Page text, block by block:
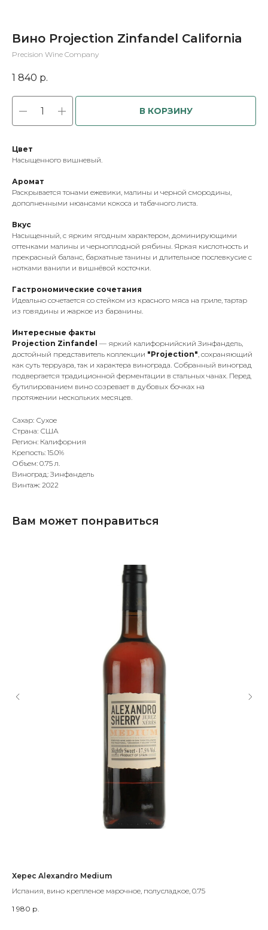
Вино Projection Zinfandel California
Precision Wine Company
1 840 р.
В КОРЗИНУ
Цвет
Насыщенного вишневый.
Аромат
Раскрывается тонами ежевики, малины и черной смородины,
дополненными нюансами кокоса и табачного листа.
Вкус
Насыщенный, с ярким ягодным характером, доминирующими
оттенками малины и черноплодной рябины. Яркая кислотность и
прекрасный баланс, бархатные танины и длительное послевкусие с
нотками ванили и вишнёвой косточки.
Гастрономические сочетания
Идеально сочетается со стейком из красного мяса на гриле, тартар
из говядины и жаркое из баранины.
Интересные факты
Projection Zinfandel — яркий калифорнийский Зинфандель,
достойный представитель коллекции "Projection", сохраняющий
как суть терруара, так и характера винограда. Собранный виноград
подвергается традиционной ферментации в стальных чанах. Перед
бутилированием вино созревает в дубовых бочках на
протяжении нескольких месяцев.
Сахар: Сухое
Страна: США
Регион: Калифорния
Крепость: 15.0%
Объем: 0.75 л.
Виноград: Зинфандель
Винтаж: 2022
Вам может понравиться
Херес Alexandro Medium
Испания, вино крепленое марочное, полусладкое, 0.75
1 980 р.